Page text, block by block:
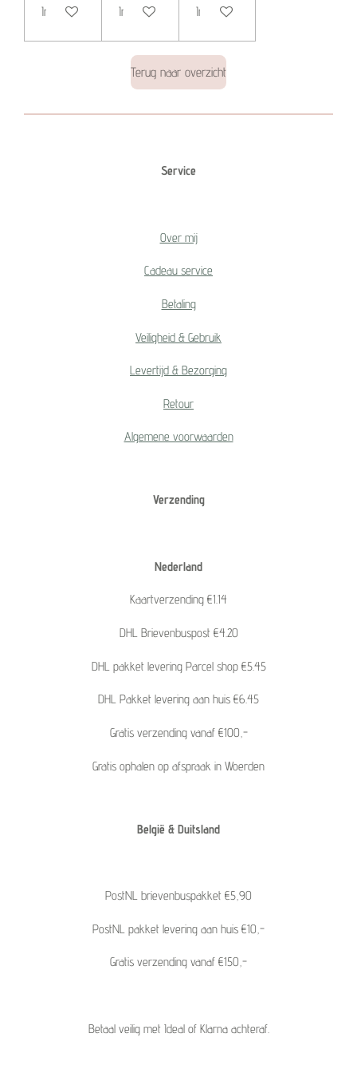
In winkelwagen In winkelwagen In winkelwagen
Terug naar overzicht
Service
Over mij
Cadeau service
Betaling
Veiligheid & Gebruik
Levertijd & Bezorging
Retour
Algemene voorwaarden
Verzending
Nederland
Kaartverzending €1.14
DHL Brievenbuspost €4.20
DHL pakket levering Parcel shop €5.45
DHL Pakket levering aan huis €6.45
Gratis verzending vanaf €100,-
Gratis ophalen op afspraak in Woerden
België & Duitsland
PostNL brievenbuspakket €5,90
PostNL pakket levering aan huis €10,-
Gratis verzending vanaf €150,-
Betaal veilig met Ideal of Klarna achteraf.